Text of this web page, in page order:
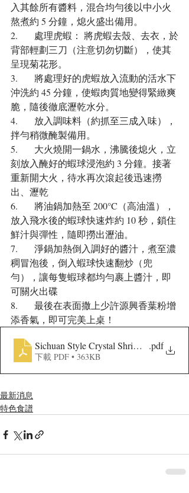
入其餘所有醬料，混合均勻後以中小火
熬煮約 5 分鐘，熄火盛出備用。
2.	處理虎蝦： 將虎蝦去殼、去衣，於
背部輕劃三刀（注意切勿切斷），使其
呈現菊花形。
3.	將處理好的虎蝦放入流動的活水下
沖洗約 45 分鐘，使蝦肉質地變得緊緻爽
脆，隨後徹底瀝乾水分。
4.	放入調味料（約抓至三成入味），
拌勻稍微醃製備用。
5.	大火燒開一鍋水，沸騰後熄火，立
刻放入醃好的蝦球浸泡約 3 分鐘。接著
重新開大火，待水再次滾起後迅速撈
出、瀝乾
6.	將油鍋加熱至 200°C（高油溫），
放入飛水後的蝦球快速炸約 10 秒，鎖住
鮮汁與彈性，隨即撈出瀝油。
7.	淨鍋加熱倒入調好的醬汁，煮至濃
稠冒泡後，倒入蝦球快速翻炒（兜
勻），讓每隻蝦球都均勻裹上醬汁，即
可關火出碟
8.	最後在表面撒上少許源興香葉粉增
添香氣，即可完美上桌！
Sichuan Style Crystal Shrimp balls
.pdf
下載 PDF • 363KB
最新消息
特色食譜